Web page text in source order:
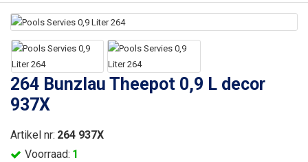
264 Bunzlau Theepot 0,9 L decor
937X
Voorraad: 1
Artikel nr: 264 937X